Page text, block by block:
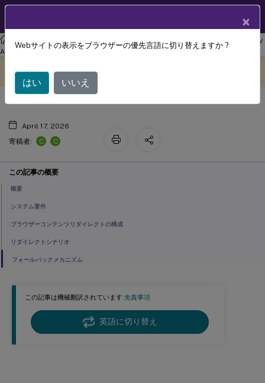
リナックス バーチャル デリバリー エージェント
Linux Virtual Delivery
Agent 2206
この記事は機械翻訳されています.免責事項
英語に切り替え
翻訳されています。
ブラウザーコンテンツリダイレクト
April 17, 2026
寄稿者:
C C
この記事の概要
概要
システム要件
ブラウザーコンテンツリダイレクトの構成
リダイレクトシナリオ
フォールバックメカニズム
×
Webサイトの表示をブラウザーの優先言語に切り替えますか ?
はい いいえ